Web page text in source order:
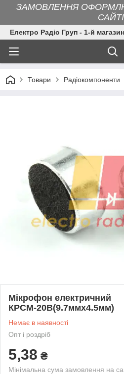
ЗАМОВЛЕННЯ
САЙТІ
Електро Радіо Груп - 1-й
Товари Радіокомпоненти
Мікрофон електричний
КРСМ-20В(9.7ммх4.5мм)
Немає в наявності
Опт і роздріб
5,38 ₴
Мінімальна сума замовлення на